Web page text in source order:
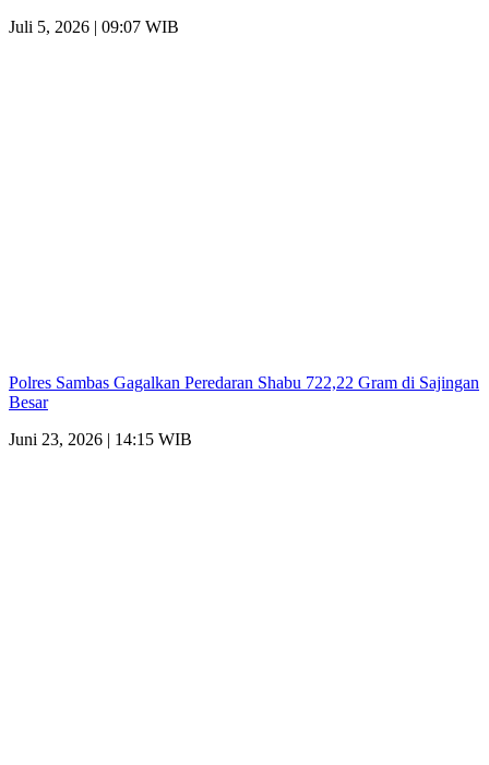
Juli 5, 2026 | 09:07 WIB
Polres Sambas Gagalkan Peredaran Shabu 722,22 Gram di Sajingan
Besar
Juni 23, 2026 | 14:15 WIB